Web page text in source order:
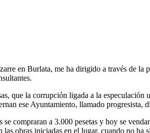
en Burlata, me ha dirigido a través de la
que la corrupción ligada a la
ese Ayuntamiento, llamado progresista,
compraran a 3.000 pesetas y hoy se
obras iniciadas en el lugar, cuando no ha